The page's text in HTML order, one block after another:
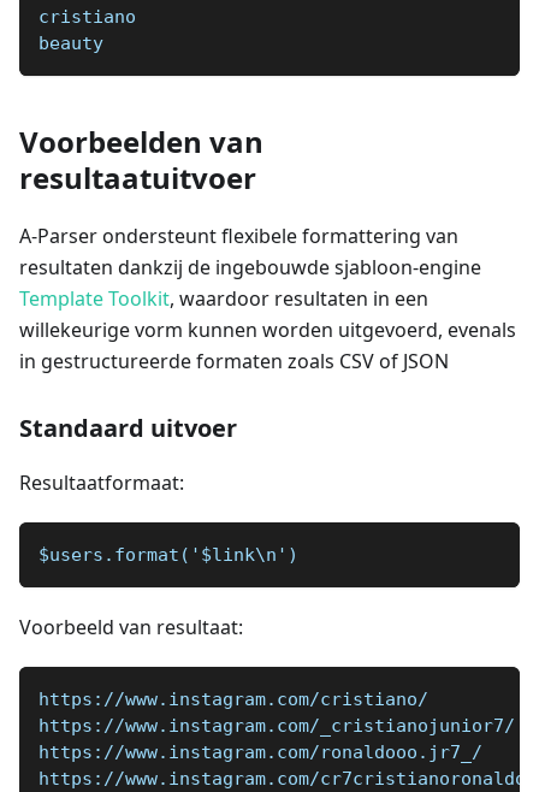
cristiano
beauty
Voorbeelden van
resultaatuitvoer
A-Parser ondersteunt flexibele formattering van
resultaten dankzij de ingebouwde sjabloon-engine
Template Toolkit, waardoor resultaten in een
willekeurige vorm kunnen worden uitgevoerd, evenals
in gestructureerde formaten zoals CSV of JSON
Standaard uitvoer
Resultaatformaat:
$users.format('$link\n')
Voorbeeld van resultaat:
https://www.instagram.com/cristiano/
https://www.instagram.com/_cristianojunior7/
https://www.instagram.com/ronaldooo.jr7_/
https://www.instagram.com/cr7cristianoronaldo/